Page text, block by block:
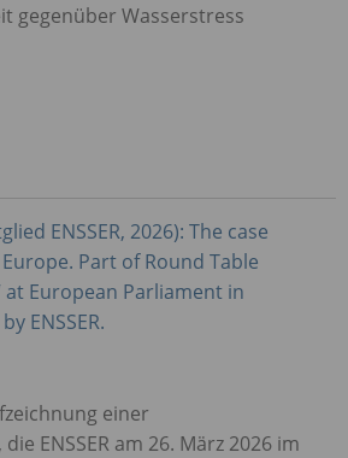
gegenüber Wasserstress
ENSSER, 2026): The case
Part of Round Table
at European Parliament in
ENSSER.
einer
die ENSSER am 26. März 2026 im